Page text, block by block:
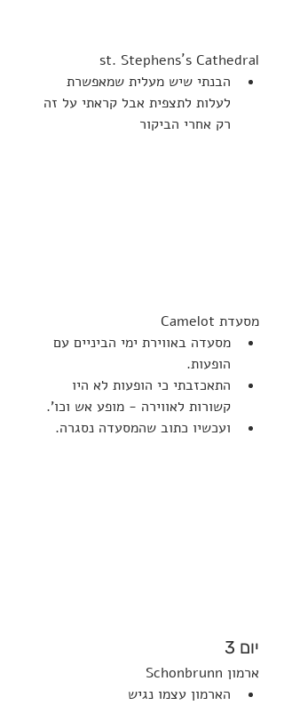
st. Stephens´s Cathedral
הבנתי שיש מעלית שמאפשרת
לעלות לתצפית אבל קראתי על זה
רק אחרי הביקור
מסעדת Camelot
מסעדה באווירת ימי הביניים עם
הופעות.
התאכזבתי כי הופעות לא היו
קשורות לאווירה - מופע אש וכו'.
ועכשיו כתוב שהמסעדה נסגרה.
יום 3
Schonbrunn ארמון
הארמון עצמו נגיש